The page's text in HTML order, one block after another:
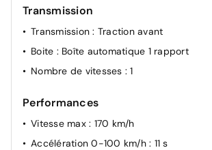
Feux de jour à LED
Transmission
Transmission: Traction avant
Boite : Boîte automatique 1 rapport
Nombre de vitesses : 1
Performances
Vitesse max : 170 km/h
Accélération 0-100 km/h : 11 s